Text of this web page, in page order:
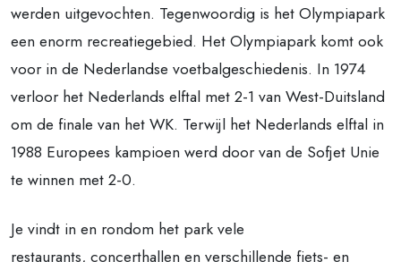
werden uitgevochten. Tegenwoordig is het Olympiapark
een enorm recreatiegebied. Het Olympiapark komt ook
voor in de Nederlandse voetbalgeschiedenis. In 1974
verloor het Nederlands elftal met 2-1 van West-Duitsland
om de finale van het WK. Terwijl het Nederlands elftal in
1988 Europees kampioen werd door van de Sofjet Unie
te winnen met 2-0.
Je vindt in en rondom het park vele
restaurants, concerthallen en verschillende fiets- en